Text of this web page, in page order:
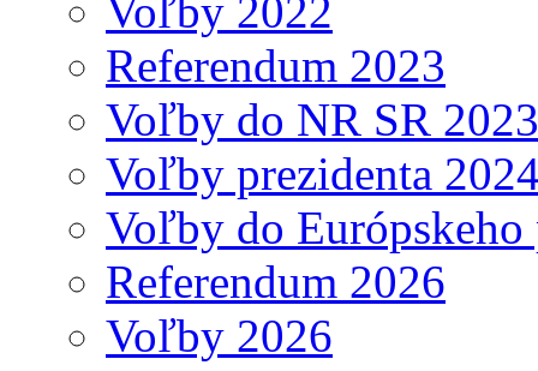
Voľby 2022
Referendum 2023
Voľby do NR SR 2023
Voľby prezidenta
Voľby do Európskeho
Referendum 2026
Voľby 2026